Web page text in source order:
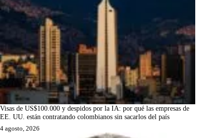
Visas de US$100.000 y despidos por la IA: por qué las empresas de
EE. UU. están contratando colombianos sin sacarlos del país
4 agosto, 2026